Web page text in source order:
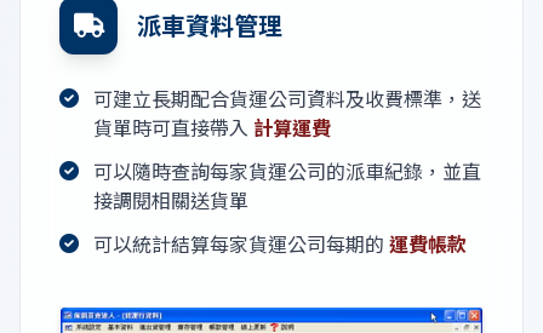
派車資料管理
可建立長期配合貨運公司資料及收費標準，送
貨單時可直接帶入 計算運費
可以隨時查詢每家貨運公司的派車紀錄，並直
接調閱相關送貨單
可以統計結算每家貨運公司每期的 運費帳款